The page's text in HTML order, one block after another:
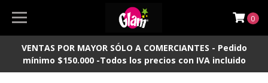
VENTAS POR MAYOR SÓLO A COMERCIANTES - Pedido
mínimo $150.000 -Todos los precios con IVA incluido
0